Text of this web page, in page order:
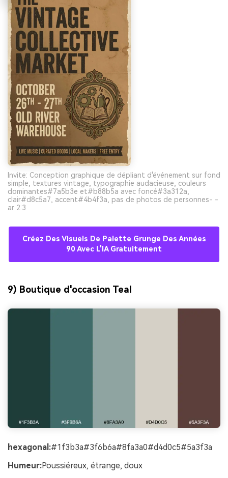
Invite: Conception graphique de dépliant d'événement sur fond
simple, textures vintage, typographie audacieuse, couleurs
dominantes#7a5b3e et#b88b5a avec foncé#3a312a,
clair#d8c5a7, accent#4b4f3a, pas de photos de personnes- -
ar 2:3
Créez Des Visuels De Palette Grunge Des Années
90 Avec L'IA Gratuitement
9) Boutique d'occasion Teal
hexagonal:#1f3b3a#3f6b6a#8fa3a0#d4d0c5#5a3f3a
Humeur:Poussiéreux, étrange, doux